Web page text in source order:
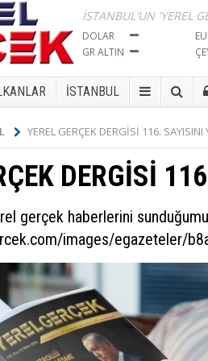
İSTANBUL'UN 'YEREL
DOLAR
GR ALTIN
İSTANBUL
YEREL GERÇEK DERGİSİ 116. SAYISINI
DERGİSİ
gerçek haberlerini
images/egazeteler/